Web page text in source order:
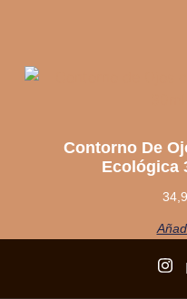
Contorno De
Ecológica